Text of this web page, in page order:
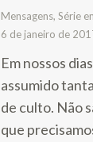
Mensagens, Série
6 de janeiro de
Em nossos
assumido
de culto. Não
que